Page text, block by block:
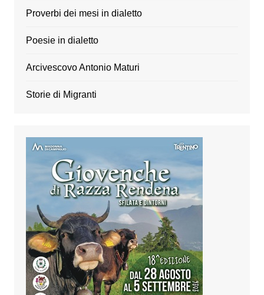
Proverbi dei mesi in dialetto
Poesie in dialetto
Arcivescovo Antonio Maturi
Storie di Migranti